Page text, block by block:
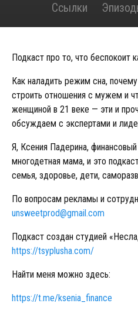
Ссылки
Подкаст про то, что беспокоит
Как наладить режим сна,
строить отношения с мужем и
женщиной в 21 веке — эти и
обсуждаем с экспертами и
Я, Ксения Падерина,
многодетная мама, и это
семья, здоровье, дети,
По вопросам рекламы и
unsweetprod@gmail.com
Подкаст создан студией
https://tsyplusha.com/
Найти меня можно здесь:
https://t.me/ksenia_finance